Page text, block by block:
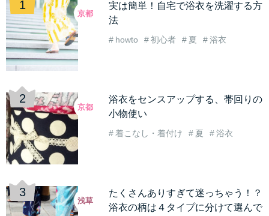
実は簡単！自宅で浴衣を洗濯する方
法
howto 初心者 夏 浴衣
京都
浴衣をセンスアップする、帯回りの
小物使い
着こなし・着付け 夏 浴衣
京都
たくさんありすぎて迷っちゃう！？
浴衣の柄は４タイプに分けて選んで
浅草